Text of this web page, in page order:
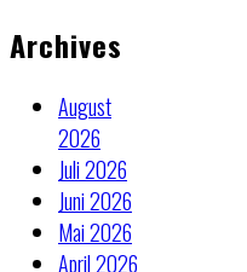
Archives
August
2026
Juli 2026
Juni 2026
Mai 2026
April 2026